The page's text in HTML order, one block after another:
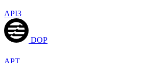
API3
DOP
APT